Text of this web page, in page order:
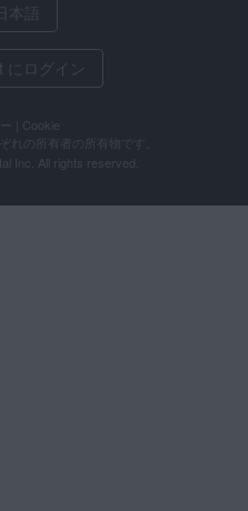
日本語
にログイン
Cookie
ぞれの所有者の所有物です。
Inc. All rights reserved.